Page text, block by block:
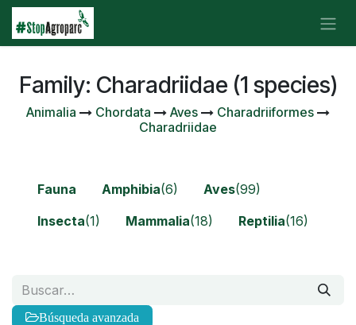
Ir al contenido
Family: Charadriidae (1 species)
Animalia Chordata Aves
Charadriiformes
Charadriidae
Fauna Amphibia(6) Aves(99)
Insecta(1) Mammalia(18) Reptilia(16)
Búsqueda avanzada